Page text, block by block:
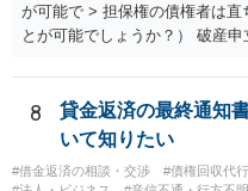
が可能で > 担保権の債権者は直
とが可能でしょうか？） 破産
が可能な場合もありますが、オ
に残らないことになるため、
す。 > 例えば弁護士費用を分
でも かなり率直な（身も蓋も
いる共有持分を親族が取得する
8
貸金返済の最終通知
いて知りたい
#借金返済の相談・交渉 #債権回収代行